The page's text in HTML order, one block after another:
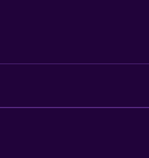
acuáticos